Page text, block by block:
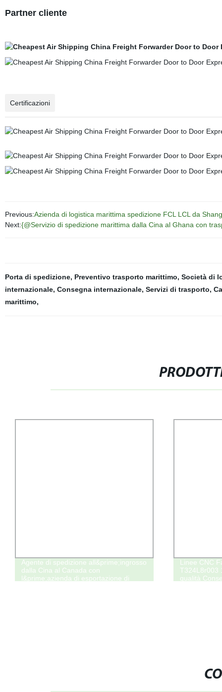
Partner cliente
Certificazioni
Previous:Azienda di logistica marittima spedizione FCL LCL da
Next:{@Servizio di spedizione marittima dalla Cina al Ghana con
Porta di spedizione, Preventivo trasporto marittimo, Società di
internazionale, Consegna internazionale, Servizi di trasporto,
marittimo,
Agente di spedizione all&prime;ingrosso
dalla Cina al Canada con
l&prime;azienda di esportazione di
Linee CNC
T324L8r003
qualità